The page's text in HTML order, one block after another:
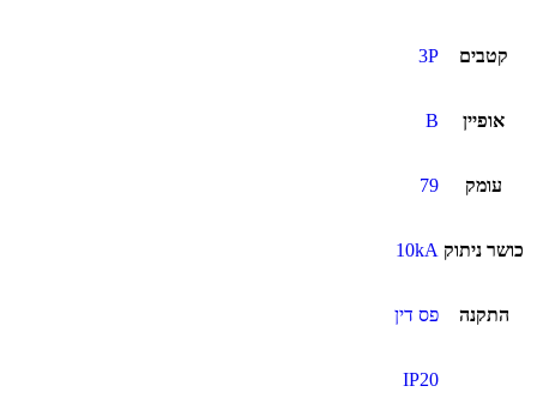
קטבים 3P
אופיין B
עומק 79
כושר ניתוק 10kA
התקנה פס דין
IP20